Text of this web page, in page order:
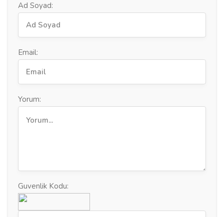
Ad Soyad:
Email:
Yorum:
Guvenlik Kodu: